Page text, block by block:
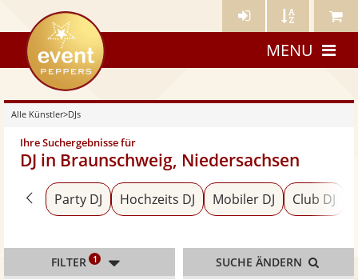
Künstler- Künstler Meine
eventpeppers
MENU
Alle Künstler>DJs
Ihre Suchergebnisse für
DJ in Braunschweig, Niedersachsen
Zurück zu «Alle Künstler»
Party DJ Hochzeits DJ Mobiler DJ Club DJ
FILTER 1 SUCHE ÄNDERN